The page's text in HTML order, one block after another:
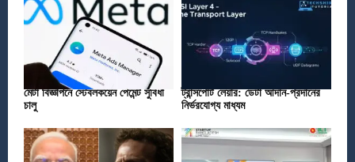
মেটা বিজ্ঞাপনে স্টেবলকয়েন পেমেন্ট সুবিধা
চালু
ট্রান্সপোর্ট লেয়ার: ডেটা আদান-প্রদানের
নির্ভরযোগ্য মাধ্যম